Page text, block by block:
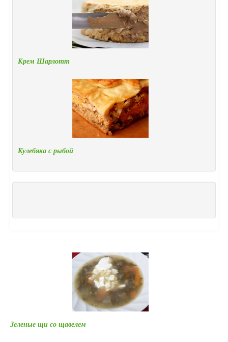
Крем Шарлотт
Кулебяка с рыбой
Зеленые щи со щавелем